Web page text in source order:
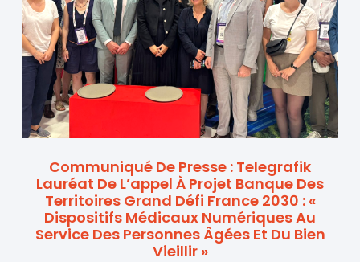
Communiqué De Presse : Telegrafik
Lauréat De L’appel À Projet Banque Des
Territoires Grand Défi France 2030 : «
Dispositifs Médicaux Numériques Au
Service Des Personnes Âgées Et Du Bien
Vieillir »